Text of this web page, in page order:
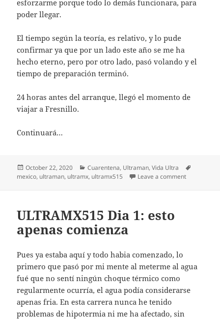
esforzarme porque todo lo demás funcionara, para
poder llegar.
El tiempo según la teoría, es relativo, y lo pude
confirmar ya que por un lado este año se me ha
hecho eterno, pero por otro lado, pasó volando y el
tiempo de preparación terminó.
24 horas antes del arranque, llegó el momento de
viajar a Fresnillo.
Continuará…
Posted
on
October 22, 2020 Categories
Cuarentena, Ultraman,Vida Ultra
mexico, ultraman, ultramx, ultramx515 Leave a commenton UltraMX
ULTRAMX515 Dia 1: esto
apenas comienza
Pues ya estaba aquí y todo habia comenzado, lo
primero que pasó por mi mente al meterme al agua
fué que no sentí ningún choque térmico como
regularmente ocurría, el agua podía considerarse
apenas fria. En esta carrera nunca he tenido
problemas de hipotermia ni me ha afectado, sin